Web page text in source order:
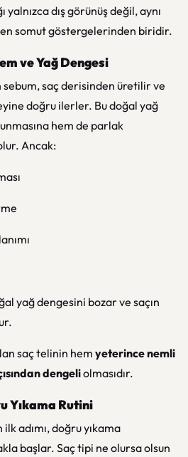
yalnızca dış görünüş değil, aynı
en somut göstergelerinden biridir.
ve Yağ Dengesi
sebum, saç derisinden üretilir ve
doğru ilerler. Bu doğal yağ
hem de parlak
Ancak:
yağ dengesini bozar ve saçın
saç telinin hem yeterince nemli
dengeliolmasıdır.
Yıkama Rutini
adımı, doğru yıkama
başlar. Saç tipi ne olursa olsun